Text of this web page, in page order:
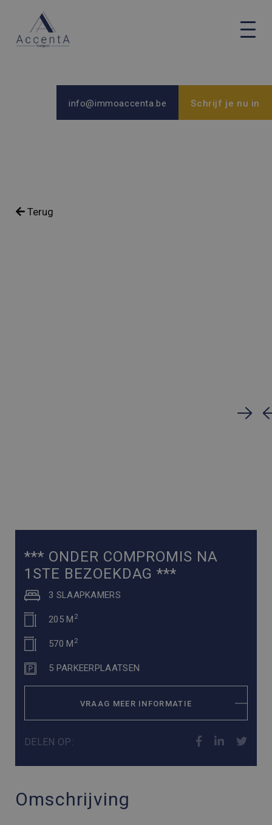
info@immoaccenta.be Schrijf je nu in
Terug
*** ONDER COMPROMIS NA
1STE BEZOEKDAG ***
3 SLAAPKAMERS
205 M 2
570 M 2
5 PARKEERPLAATSEN
VRAAG MEER INFORMATIE
DELEN OP:
Omschrijving